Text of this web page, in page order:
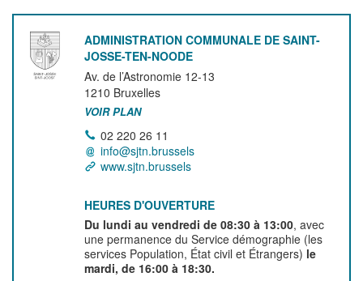
ADMINISTRATION COMMUNALE DE SAINT-
JOSSE-TEN-NOODE
Av. de l’Astronomie 12-13
1210 Bruxelles
VOIR PLAN
02 220 26 11
info@sjtn.brussels
www.sjtn.brussels
HEURES D'OUVERTURE
Du lundi au vendredi de 08:30 à 13:00, avec
une permanence du Service démographie (les
services Population, État civil et Étrangers) le
mardi, de 16:00 à 18:30.